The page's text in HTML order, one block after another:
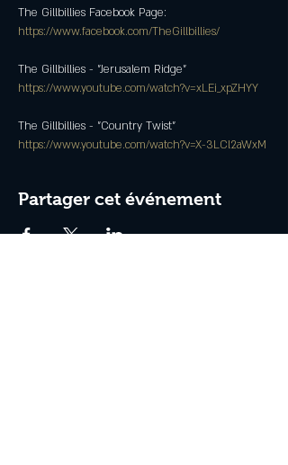
https://www.facebook.com/TheGillbillies/
https://www.youtube.com/watch?v=xLEi_xpZHYY
https://www.youtube.com/watch?v=X-3LCl2aWxM
Partager cet événement